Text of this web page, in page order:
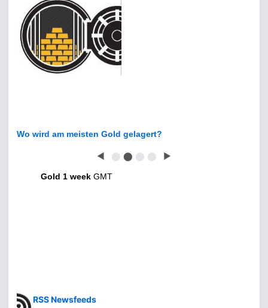
Wo wird am meisten Gold gelagert?
◀ ⬤ ⬤ ⬤ ⬤ ▶
Gold 1 week GMT
RSS Newsfeeds